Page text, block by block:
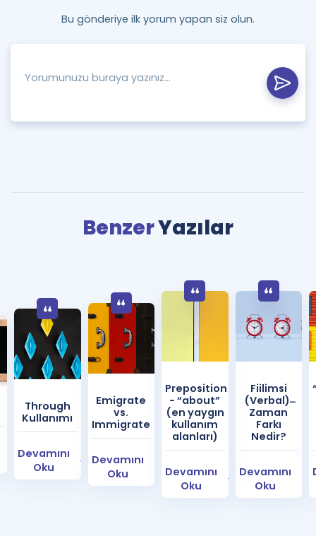
Bu gönderiye ilk yorum yapan siz olun.
BenzerYazılar
Through
Kullanımı
Devamını
Oku
Emigrate
vs.
Immigrate
Devamını
Oku
Preposition
- “about”
(en yaygın
kullanım
alanları)
Devamını
Oku
Fiilimsi
(Verbal) ̶
Zaman
Farkı
Nedir?
Devamını
Oku